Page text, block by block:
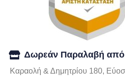
Δωρεάν Παραλαβή από
Καραολή & Δημητρίου 180,